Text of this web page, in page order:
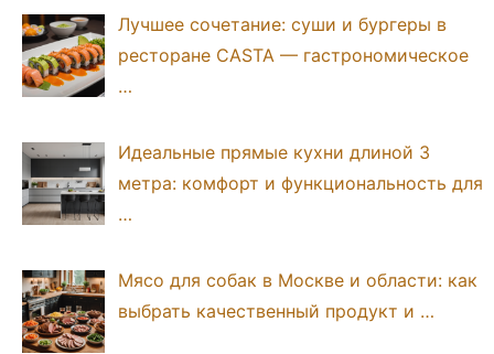
Лучшее сочетание: суши и бургеры в
ресторане CASTA — гастрономическое
…
Идеальные прямые кухни длиной 3
метра: комфорт и функциональность для
…
Мясо для собак в Москве и области: как
выбрать качественный продукт и …